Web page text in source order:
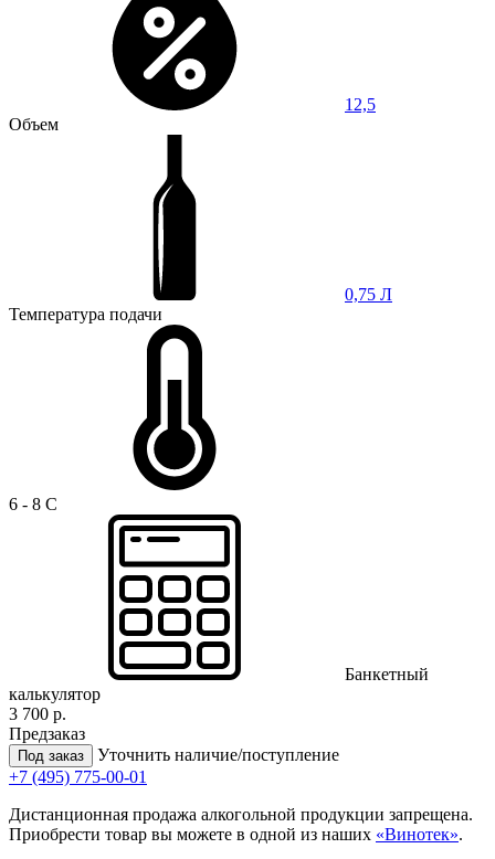
12,5
Объем
0,75 Л
Температура подачи
6 - 8 C
Банкетный
калькулятор
3 700 р.
Предзаказ
Под заказ
Уточнить наличие/поступление
+7 (495) 775-00-01
Дистанционная продажа алкогольной продукции запрещена.
Приобрести товар вы можете в одной из наших «Винотек».